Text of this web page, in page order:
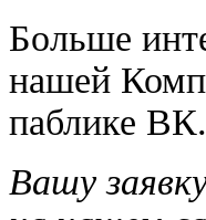
Больше
нашей
паблике ВК.
Вашу